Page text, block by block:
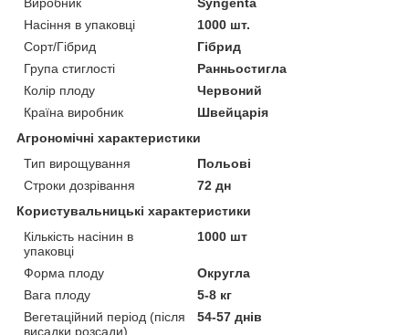
Насіння в упаковці
1000 шт.
Сорт/Гібрид
Гібрид
Група стиглості
Ранньостигла
Колір плоду
Червоний
Країна виробник
Швейцарія
Агрономічні характеристики
Тип вирощування
Польові
Строки дозрівання
72 дн
Користувальницькі характеристики
Кількість насінин в
упаковці
1000 шт
Форма плоду
Округла
Вага плоду
5-8 кг
Вегетаційний період (після
висадки розсади)
54-57 днів